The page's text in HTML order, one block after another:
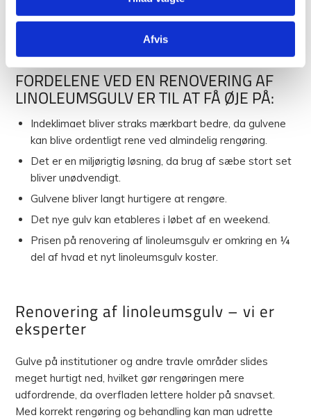
Afvis
slibes ned samt afrenses, hvorefter en behandling af
FORDELENE VED EN RENOVERING AF
LINOLEUMSGULV ER TIL AT FÅ ØJE PÅ:
Indeklimaet bliver straks mærkbart bedre, da gulvene
kan blive ordentligt rene ved almindelig rengøring.
Det er en miljørigtig løsning, da brug af sæbe stort set
bliver unødvendigt.
Gulvene bliver langt hurtigere at rengøre.
Det nye gulv kan etableres i løbet af en weekend.
Prisen på renovering af linoleumsgulv er omkring en ¼
del af hvad et nyt linoleumsgulv koster.
Renovering af linoleumsgulv – vi er
eksperter
Gulve på institutioner og andre travle områder slides
meget hurtigt ned, hvilket gør rengøringen mere
udfordrende, da overfladen lettere holder på snavset.
Med korrekt rengøring og behandling kan man udrette